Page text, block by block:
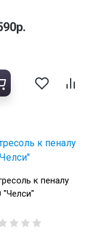
к пеналу
"Челси"